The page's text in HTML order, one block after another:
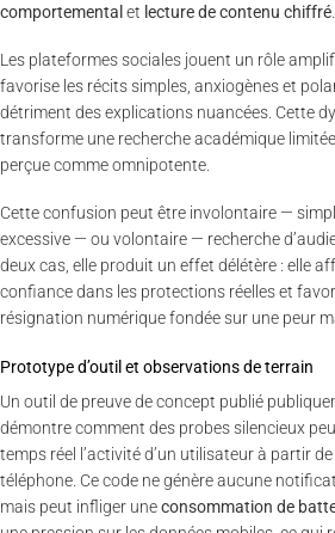
comportemental et lecture de contenu chiffré
Les plateformes sociales jouent un rôle
favorise les récits simples, anxiogènes et
détriment des explications nuancées. Cette
transforme une recherche académique
perçue comme omnipotente.
Cette confusion peut être involontaire —
excessive — ou volontaire — recherche
deux cas, elle produit un effet délétère : elle
confiance dans les protections réelles et
résignation numérique fondée sur une peur
Prototype d’outil et observations de terrain
Un outil de preuve de concept publié
démontre comment des probes silencieux
temps réel l’activité d’un utilisateur à partir
téléphone. Ce code ne génère aucune
mais peut infliger uneconsommation de